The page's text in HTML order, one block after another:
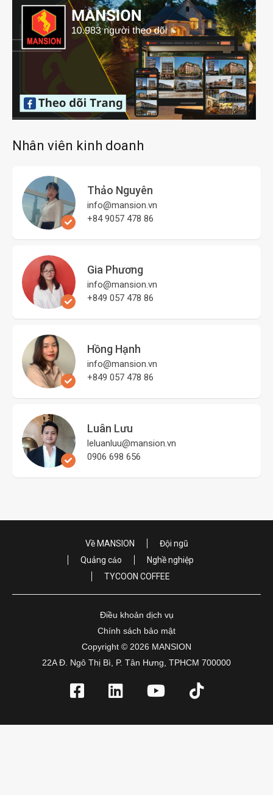
Nhân viên kinh doanh
Thảo Nguyên
info@mansion.vn
+84 9057 478 86
Gia Phương
info@mansion.vn
+849 057 478 86
Hồng Hạnh
info@mansion.vn
+849 057 478 86
Luân Lưu
leluanluu@mansion.vn
0906 698 656
Về MANSION
Đội ngũ
Quảng cáo
Nghề nghiệp
TYCOON COFFEE
Điều khoản dịch vụ
Chính sách bảo mật
Copyright © 2026 MANSION
22A Đ. Ngô Thị Bì, P. Tân Hưng, TPHCM 700000